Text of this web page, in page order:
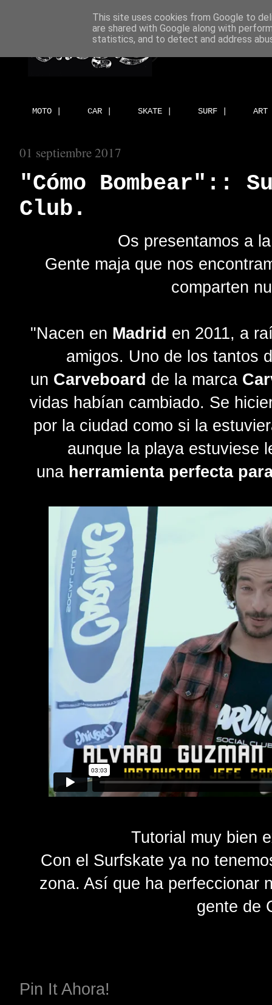
MOTO | CAR | SKATE | SURF |
01 septiembre 2017
"Cómo Bombear"::
Club.
Os presentamos a
Gente maja que nos
comparten
"Nacen en Madrid en 2011, a
amigos. Uno de los tantos
un Carveboard de la marca
vidas habían cambiado. Se
por la ciudad como si la
aunque la playa estuviese
una herramienta perfecta
Tutorial muy bien
Con el Surfskate ya no
zona. Así que ha perfeccionar
gente de
Pin It Ahora!
This site uses cookies from Google to
are shared with Google along with
statistics, and to detect and address